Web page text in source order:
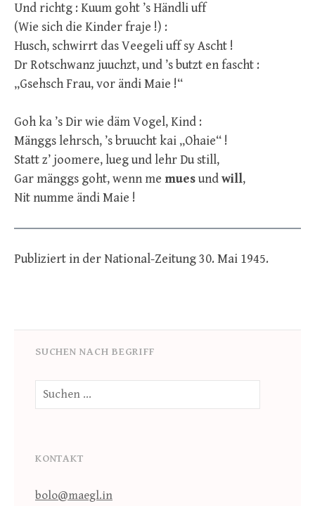
Und richtg : Kuum goht ’s Händli uff
(Wie sich die Kinder fraje !) :
Husch, schwirrt das Veegeli uff sy Ascht !
Dr Rotschwanz juuchzt, und ’s butzt en fascht :
„Gsehsch Frau, vor ändi Maie !“
Goh ka ’s Dir wie däm Vogel, Kind :
Mänggs lehrsch, ’s bruucht kai „Ohaie“ !
Statt z’ joomere, lueg und lehr Du still,
Gar mänggs goht, wenn me muesundwill,
Nit numme ändi Maie !
Publiziert in der National-Zeitung 30. Mai 1945.
SUCHEN NACH BEGRIFF
Suche
nach:
KONTAKT
bolo@maegl.in